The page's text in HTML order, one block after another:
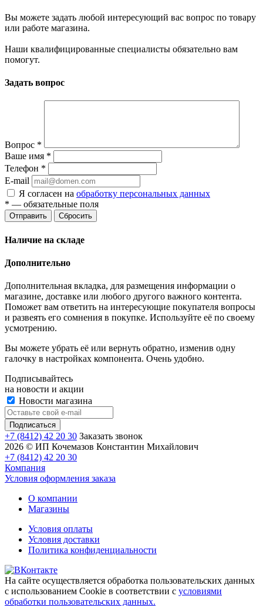
Вы можете задать любой интересующий вас вопрос по товару
или работе магазина.
Наши квалифицированные специалисты обязательно вам
помогут.
Задать вопрос
Вопрос *
Ваше имя *
Телефон *
E-mail
Я согласен на обработку персональных данных
* — обязательные поля
Отправить Сбросить
Наличие на складе
Дополнительно
Дополнительная вкладка, для размещения информации о
магазине, доставке или любого другого важного контента.
Поможет вам ответить на интересующие покупателя вопросы
и развеять его сомнения в покупке. Используйте её по своему
усмотрению.
Вы можете убрать её или вернуть обратно, изменив одну
галочку в настройках компонента. Очень удобно.
Подписывайтесь
на новости и акции
Новости магазина
+7 (8412) 42 20 30 Заказать звонок
2026 © ИП Кочемазов Константин Михайлович
+7 (8412) 42 20 30
Компания
Условия оформления заказа
О компании
Магазины
Условия оплаты
Условия доставки
Политика конфиденциальности
На сайте осуществляется обработка пользовательских данных
с использованием Cookie в соответствии с условиями
обработки пользовательских данных.